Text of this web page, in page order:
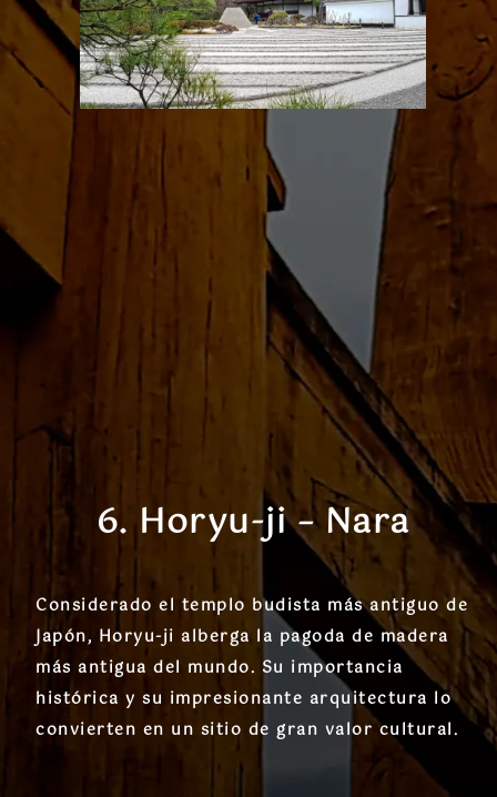
6. Horyu-ji – Nara
Considerado el templo budista más antiguo de
Japón, Horyu-ji alberga la pagoda de madera
más antigua del mundo. Su importancia
histórica y su impresionante arquitectura lo
convierten en un sitio de gran valor cultural.